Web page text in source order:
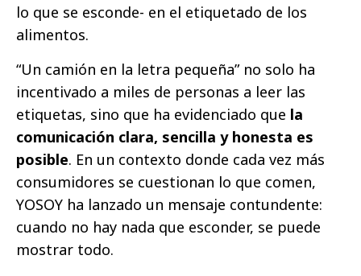
lo que se esconde- en el etiquetado de los
alimentos.
“Un camión en la letra pequeña” no solo ha
incentivado a miles de personas a leer las
etiquetas, sino que ha evidenciado que la
comunicación clara, sencilla y honesta es
posible. En un contexto donde cada vez más
consumidores se cuestionan lo que comen,
YOSOY ha lanzado un mensaje contundente:
cuando no hay nada que esconder, se puede
mostrar todo.